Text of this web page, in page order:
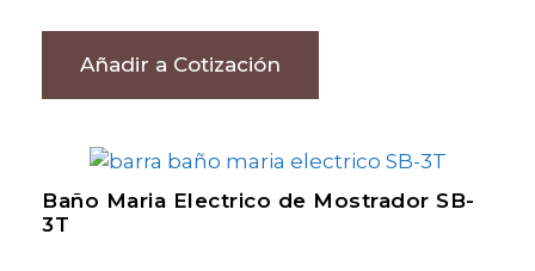
Añadir a Cotización
Baño Maria Electrico de Mostrador SB-
3T